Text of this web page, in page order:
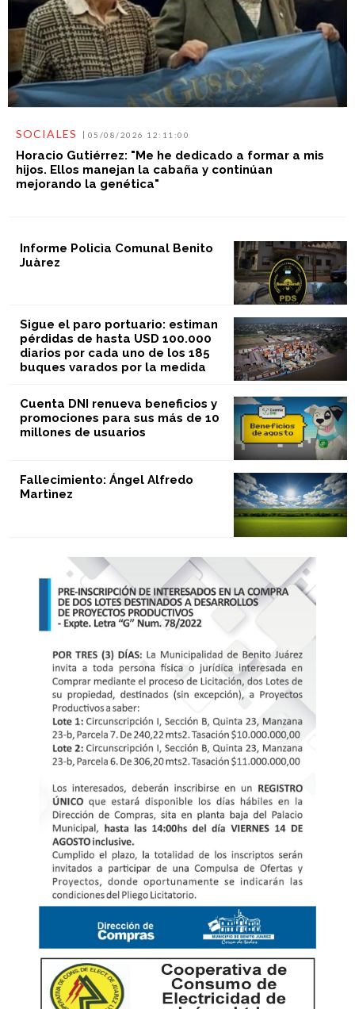
SOCIALES 05/08/2026 12:11:00
Horacio Gutiérrez: "Me he dedicado a formar a mis
hijos. Ellos manejan la cabaña y continúan
mejorando la genética"
Informe Policìa Comunal Benito
Juàrez
Sigue el paro portuario: estiman
pérdidas de hasta USD 100.000
diarios por cada uno de los 185
buques varados por la medida
Cuenta DNI renueva beneficios y
promociones para sus más de 10
millones de usuarios
Fallecimiento: Ángel Alfredo
Martìnez